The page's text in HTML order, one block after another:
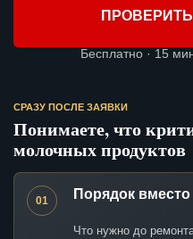
Бесплатно · 15
СРАЗУ ПОСЛЕ ЗАЯВКИ
Понимаете, что
молочных продуктов
01 Порядок вместо
Что нужно до